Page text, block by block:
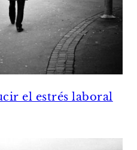
el estrés laboral